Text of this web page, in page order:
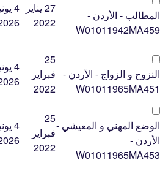
المطالب - الأردن -
W01011942MA459
27 يناير
2022
4
النزوح و الزواج - الأردن -
W01011965MA451
25
فبراير
2022
4
الوضع المهني و المعيشي -
الأردن -
W01011965MA453
25
فبراير
2022
4